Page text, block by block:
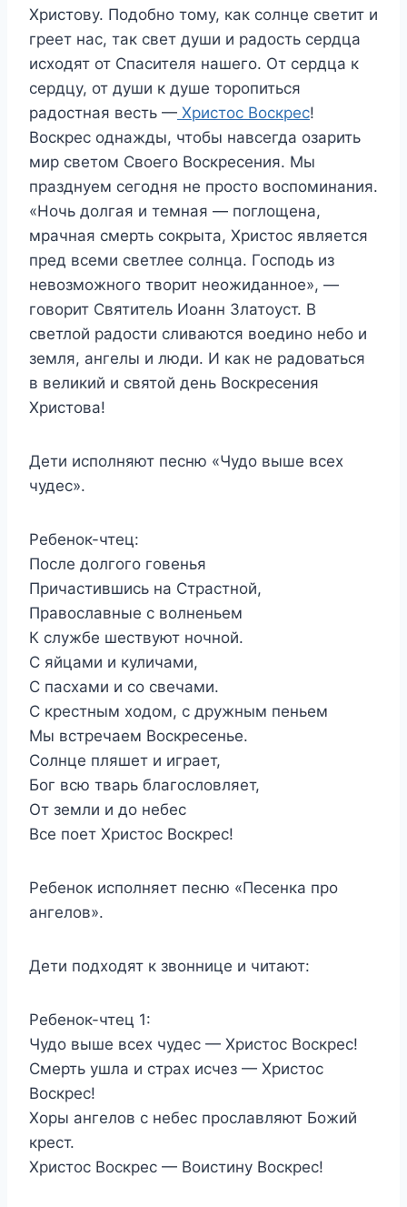
Христову. Подобно тому, как солнце светит и
греет нас, так свет души и радость сердца
исходят от Спасителя нашего. От сердца к
сердцу, от души к душе торопиться
радостная весть — Христос Воскрес!
Воскрес однажды, чтобы навсегда озарить
мир светом Своего Воскресения. Мы
празднуем сегодня не просто воспоминания.
«Ночь долгая и темная — поглощена,
мрачная смерть сокрыта, Христос является
пред всеми светлее солнца. Господь из
невозможного творит неожиданное», —
говорит Святитель Иоанн Златоуст. В
светлой радости сливаются воедино небо и
земля, ангелы и люди. И как не радоваться
в великий и святой день Воскресения
Христова!
Дети исполняют песню «Чудо выше всех
чудес».
Ребенок-чтец:
После долгого говенья
Причастившись на Страстной,
Православные с волненьем
К службе шествуют ночной.
С яйцами и куличами,
С пасхами и со свечами.
С крестным ходом, с дружным пеньем
Мы встречаем Воскресенье.
Солнце пляшет и играет,
Бог всю тварь благословляет,
От земли и до небес
Все поет Христос Воскрес!
Ребенок исполняет песню «Песенка про
ангелов».
Дети подходят к звоннице и читают:
Ребенок-чтец 1:
Чудо выше всех чудес — Христос Воскрес!
Смерть ушла и страх исчез — Христос
Воскрес!
Хоры ангелов с небес прославляют Божий
крест.
Христос Воскрес — Воистину Воскрес!